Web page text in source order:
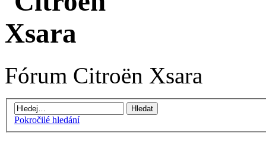
Fórum Citroën Xsara
Pokročilé hledání